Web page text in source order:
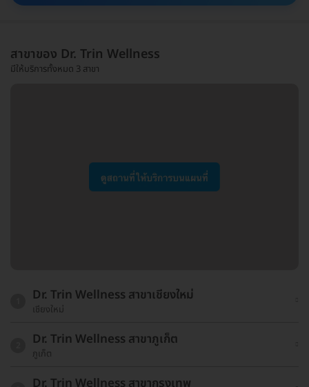
สาขาของ Dr. Trin Wellness
มีให้บริการทั้งหมด 3 สาขา
Dr. Trin Wellness สาขาเชียงใหม่
เชียงใหม่
Dr. Trin Wellness สาขาภูเก็ต
ภูเก็ต
Dr. Trin Wellness สาขากรุงเทพ